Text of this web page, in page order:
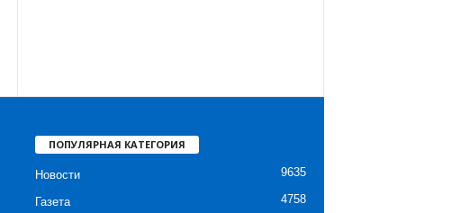
ПОПУЛЯРНАЯ КАТЕГОРИЯ
Новости 9635
Газета 4758